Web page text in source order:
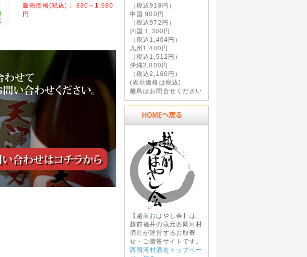
販売価格(税込)：
880～1,980
円
（税込918円）
中国 900円
（税込972円）
四国 1,300円
（税込1,404円）
九州1,400円
（税込1,512円）
沖縄2,000円
（税込2,160円）
(表示価格は税込)
離島はお問合せください
【越前おはやし会】は、
越前福井の蔵元西岡河村
酒造が運営するお取寄
せ・ご贈答サイトです。
西岡河村酒造トップペー